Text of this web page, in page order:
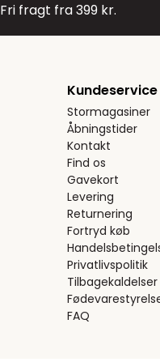
Fri fragt fra 399 kr.
Kundeservice
Stormagasiner
Åbningstider
Kontakt
Find os
Gavekort
Levering
Returnering
Fortryd køb
Privatlivspolitik
Tilbagekaldelser
FAQ